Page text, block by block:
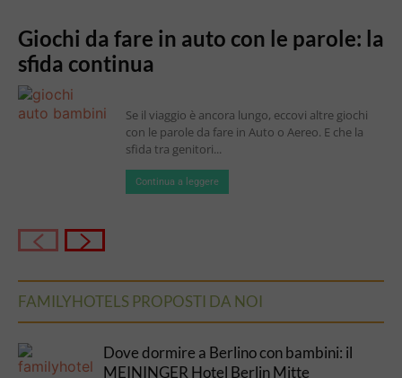
Giochi da fare in auto con le parole: la
sfida continua
Se il viaggio è ancora lungo, eccovi altre giochi
con le parole da fare in Auto o Aereo. E che la
sfida tra genitori...
Continua a leggere
FAMILYHOTELS PROPOSTI DA NOI
Dove dormire a Berlino con bambini: il
MEININGER Hotel Berlin Mitte